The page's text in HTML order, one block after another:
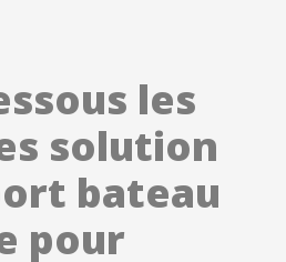
les
solution
bateau
pour